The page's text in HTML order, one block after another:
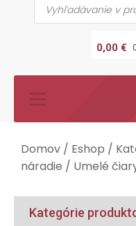
Products
search
0,00 €
Domov / Eshop /
náradie / Umelé
Kategórie